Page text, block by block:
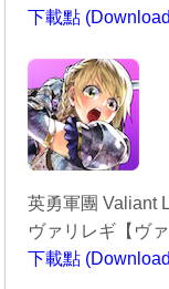
下載點
英勇軍團 Valiant
ヴァリレギ【ヴ
下載點